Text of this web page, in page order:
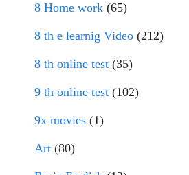
8 Home work (65)
8 th e learnig Video (212)
8 th online test (35)
9 th online test (102)
9x movies (1)
Art (80)